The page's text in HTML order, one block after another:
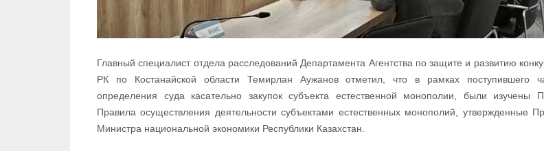
Главный специалист отдела расследований Департамента Агентства по защите и развитию
РК по Костанайской области Темирлан Аужанов отметил, что в рамках поступившего
определения суда касательно закупок субъекта естественной монополии, были изучены
Правила осуществления деятельности субъектами естественных монополий, утвержденные
Министра национальной экономики Республики Казахстан.